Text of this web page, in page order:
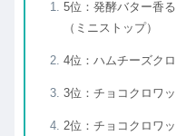
5位：発酵バター香
（ミニストップ）
4位：ハムチーズク
3位：チョコクロワ
2位：チョコクロワ